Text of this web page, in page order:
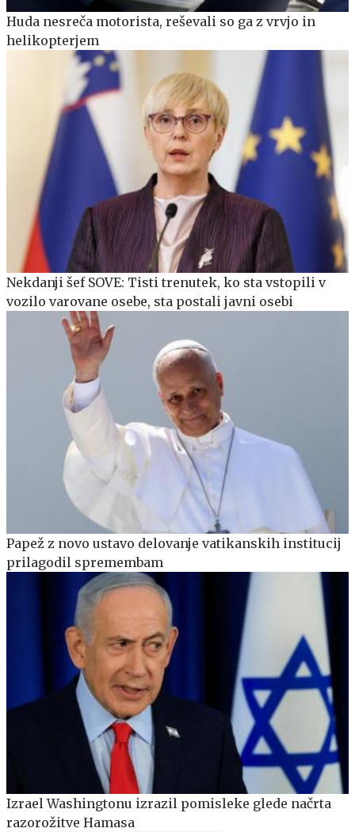
Huda nesreča motorista, reševali so ga z vrvjo in
helikopterjem
Nekdanji šef SOVE: Tisti trenutek, ko sta vstopili v
vozilo varovane osebe, sta postali javni osebi
Papež z novo ustavo delovanje vatikanskih institucij
prilagodil spremembam
Izrael Washingtonu izrazil pomisleke glede načrta
razorožitve Hamasa